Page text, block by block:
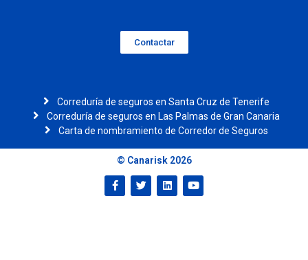
Contactar
Correduría de seguros en Santa Cruz de Tenerife
Correduría de seguros en Las Palmas de Gran Canaria
Carta de nombramiento de Corredor de Seguros
© Canarisk 2026